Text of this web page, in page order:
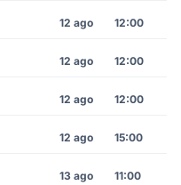
12 ago 12:00
12 ago 12:00
12 ago 12:00
12 ago 15:00
13 ago 11:00